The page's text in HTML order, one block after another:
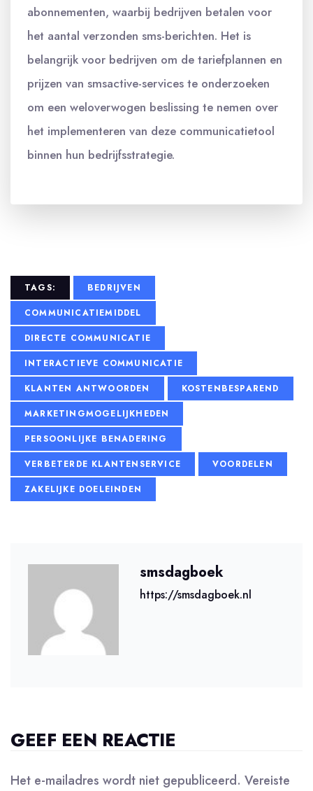
abonnementen, waarbij bedrijven betalen voor
het aantal verzonden sms-berichten. Het is
belangrijk voor bedrijven om de tariefplannen en
prijzen van smsactive-services te onderzoeken
om een weloverwogen beslissing te nemen over
het implementeren van deze communicatietool
binnen hun bedrijfsstrategie.
TAGS:
BEDRIJVEN
COMMUNICATIEMIDDEL
DIRECTE COMMUNICATIE
INTERACTIEVE COMMUNICATIE
KLANTEN ANTWOORDEN
KOSTENBESPAREND
MARKETINGMOGELIJKHEDEN
PERSOONLIJKE BENADERING
VERBETERDE KLANTENSERVICE
VOORDELEN
ZAKELIJKE DOELEINDEN
smsdagboek
https://smsdagboek.nl
GEEF EEN REACTIE
Het e-mailadres wordt niet gepubliceerd. Vereiste